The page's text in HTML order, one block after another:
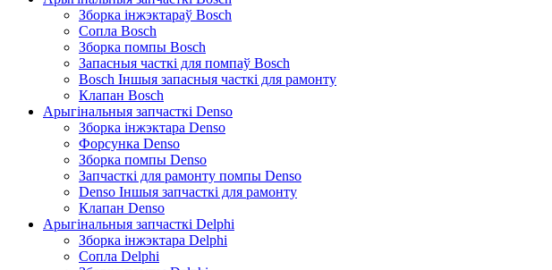
Зборка інжэктараў Bosch
Сопла Bosch
Зборка помпы Bosch
Запасныя часткі для помпаў Bosch
Bosch Іншыя запасныя часткі для рамонту
Клапан Bosch
Арыгінальныя запчасткі Denso
Зборка інжэктара Denso
Форсунка Denso
Зборка помпы Denso
Запчасткі для рамонту помпы Denso
Denso Іншыя запчасткі для рамонту
Клапан Denso
Арыгінальныя запчасткі Delphi
Зборка інжэктара Delphi
Сопла Delphi